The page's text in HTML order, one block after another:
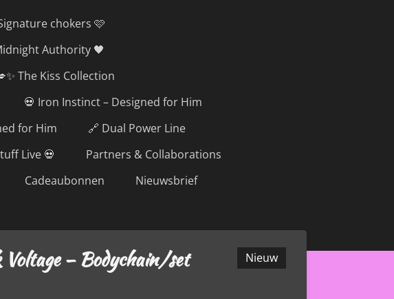
chokers 🩷
Authority 🖤
The Kiss Collection
💀 Iron Instinct – Designed for Him
for Him
🔗 Dual Power Line
Live 💀
Partners & Collaborations
Cadeaubonnen
Nieuwsbrief
Voltage – Bodychain/set Nieuw